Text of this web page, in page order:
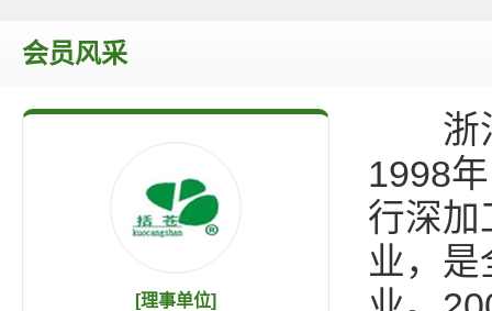
会员风采
[理事单位]
浙江
1998
行深加
业，是